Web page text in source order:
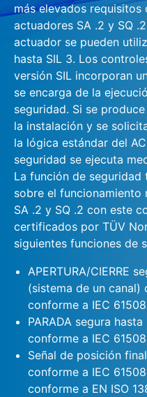
más elevados requisitos
actuadores SA .2 y SQ
actuador se pueden
hasta SIL 3. Los
versión SIL incorporan
se encarga de la
seguridad. Si se
la instalación y se
la lógica estándar del
seguridad se ejecuta
La función de
sobre el funcionamiento
SA .2 y SQ .2 con este
certificados por TÜV
siguientes funciones de
APERTURA/CIERRE
(sistema de un canal)
conforme a IEC
PARADA segura
conforme a IEC
Señal de posición
conforme a IEC
conforme a EN ISO